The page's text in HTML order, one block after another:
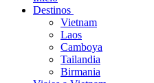
Destinos
Vietnam
Laos
Camboya
Tailandia
Birmania